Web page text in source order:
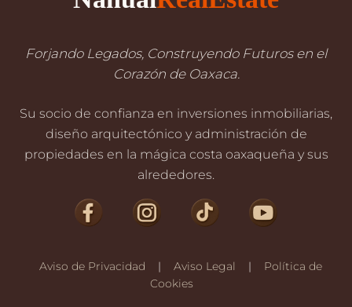
Forjando Legados, Construyendo Futuros en el
Corazón de Oaxaca.
Su socio de confianza en inversiones inmobiliarias,
diseño arquitectónico y administración de
propiedades en la mágica costa oaxaqueña y sus
alrededores.
Aviso de Privacidad | Aviso Legal |
Política de
Cookies